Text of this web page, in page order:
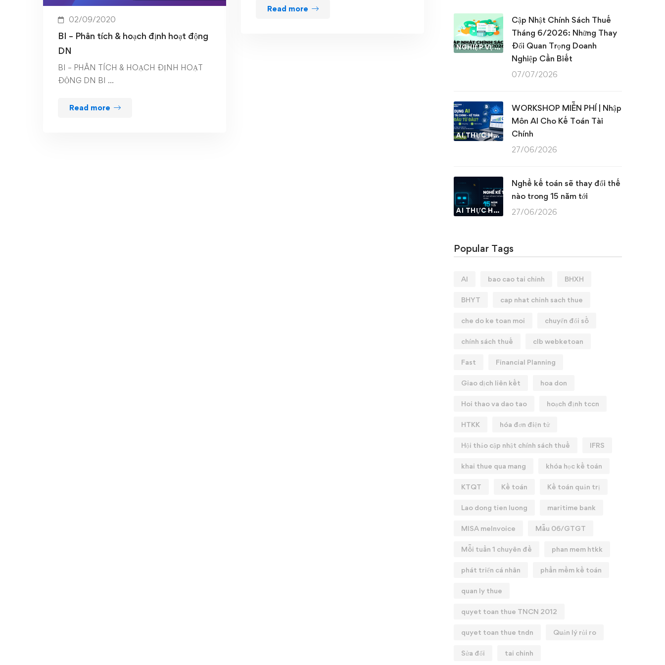
02/09/2020
BI – Phân tích & hoạch định hoạt động
DN
BI – PHÂN TÍCH & HOẠCH ĐỊNH HOẠT
ĐỘNG DN BI …
Read more
Read more
NGHIỆP VỤ KẾ TOÁN & THUẾ
Cập Nhật Chính Sách Thuế
Tháng 6/2026: Những Thay
Đổi Quan Trọng Doanh
Nghiệp Cần Biết
07/07/2026
AI THỰC HÀNH
WORKSHOP MIỄN PHÍ | Nhập
Môn AI Cho Kế Toán Tài
Chính
27/06/2026
AI THỰC HÀNH
Nghề kế toán sẽ thay đổi thế
nào trong 15 năm tới
27/06/2026
Popular Tags
AI bao cao tai chinh BHXH
BHYT cap nhat chinh sach thue
che do ke toan moi chuyển đổi số
chính sách thuế clb webketoan
Fast Financial Planning
Giao dịch liên kết hoa don
Hoi thao va dao tao hoạch định tccn
HTKK hóa đơn điện tử
Hội thảo cập nhật chính sách thuế IFRS
khai thue qua mang khóa học kế toán
KTQT Kế toán Kế toán quản trị
Lao dong tien luong maritime bank
MISA meInvoice Mẫu 06/GTGT
Mỗi tuần 1 chuyên đề phan mem htkk
phát triển cá nhân phần mềm kế toán
quan ly thue
quyet toan thue TNCN 2012
quyet toan thue tndn Quản lý rủi ro
Sửa đổi tai chinh